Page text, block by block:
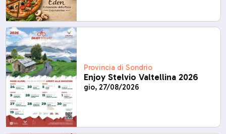
Provincia di Sondrio
Enjoy Stelvio Valtellina 2026
gio, 27/08/2026